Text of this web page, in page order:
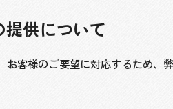
供について
お客様のご要望に対応するため、